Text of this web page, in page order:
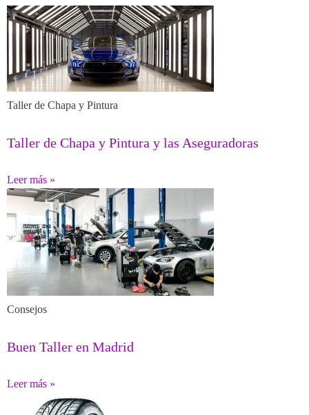
Taller de Chapa y Pintura
Taller de Chapa y Pintura y las Aseguradoras
Leer más »
Consejos
Buen Taller en Madrid
Leer más »